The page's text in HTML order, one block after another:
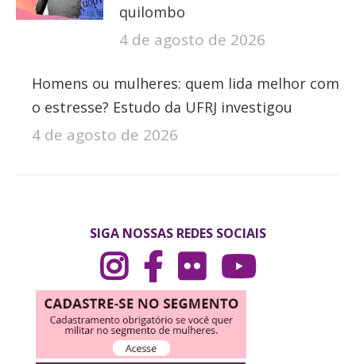
quilombo
4 de agosto de 2026
Homens ou mulheres: quem lida melhor com
o estresse? Estudo da UFRJ investigou
4 de agosto de 2026
SIGA NOSSAS REDES SOCIAIS